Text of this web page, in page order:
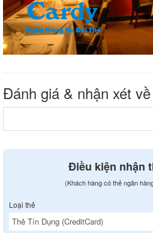
Đánh giá & nhận xét
Điều kiện nhận
(Khách hàng có thẻ ngân
Loại thẻ